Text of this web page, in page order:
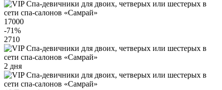
17000
-71%
2710
2 дня